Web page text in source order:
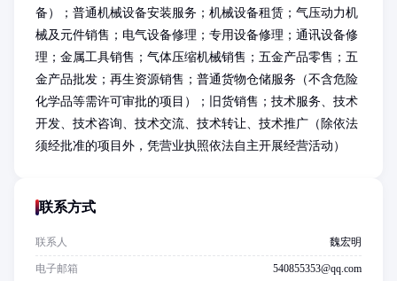
备）；普通机械设备安装服务；机械设备租赁；气压动力机
械及元件销售；电气设备修理；专用设备修理；通讯设备修
理；金属工具销售；气体压缩机械销售；五金产品零售；五
金产品批发；再生资源销售；普通货物仓储服务（不含危险
化学品等需许可审批的项目）；旧货销售；技术服务、技术
开发、技术咨询、技术交流、技术转让、技术推广（除依法
须经批准的项目外，凭营业执照依法自主开展经营活动）
联系方式
联系人 魏宏明
电子邮箱 540855353@qq.com